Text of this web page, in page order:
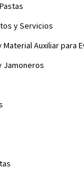
y Servicios
Auxiliar para
Jamoneros